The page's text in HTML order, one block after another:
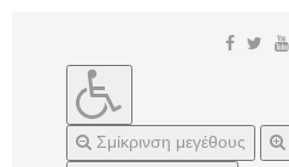
Σμίκρινση μεγέθους